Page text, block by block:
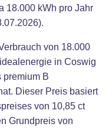
18.000 kWh pro Jahr
von 18.000
in Coswig
premium B
Dieser Preis basiert
von 10,85 ct
Grundpreis von